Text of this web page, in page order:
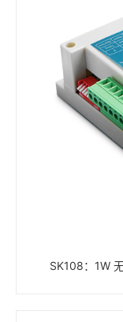
SK108：1W